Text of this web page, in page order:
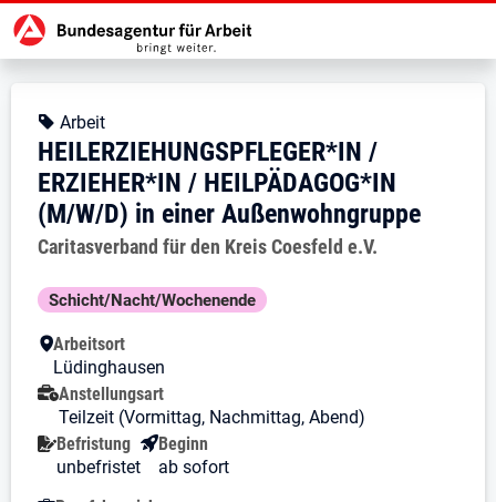
Zur Jobsuche Startseite
Stellendetails zu:
HEILERZIEHUNGSPFLEGER*IN
Kopfbereich
Angebotsart:
Arbeit
HEILERZIEHUNGSPFLEGER*IN /
ERZIEHER*IN / HEILPÄDAGOG*IN
(M/W/D) in einer Außenwohngruppe
Arbeitgeber:
Caritasverband für den Kreis Coesfeld e.V.
Besondere Merkmale
Schicht/Nacht/Wochenende
Arbeitsort
Lüdinghausen
Anstellungsart
Teilzeit (Vormittag, Nachmittag, Abend)
Befristung
unbefristet
Beginn
ab sofort